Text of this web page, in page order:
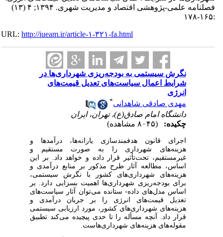
فصلنامه علمی-پژوهشی اقتصاد و مدیریت شهری. ۱۳۹۴; ۴ (۱۳)
URL:http://iueam.ir/article-۱-۳۲۱-fa.html
نگرش سیستمی به بودجه‌ریزی شهرداری‌‌ها در
شرایط اعمال سیاست‌‌های تعدیل قیمت‌‌های
انرژی
مهدی صادقی شاهدانی
دانشگاه امام صادق(ع)، تهران، ایران
چکیده:
اجرای قانون هدفمندسازی یارانه‌‌ها، درآمد‌ها و
هزینه‌‌های شهرداری را به صورت مستقیم و
غیرمستقیم، تحت‌تأثیر قرار داده و خواهد داد. بر این
اساس، مطالعه آثار طرح مذکور بر منابع درآمدی و
هزینه‌‌های شهرداری‌‌های کشور با نگرش سیستمی،
برای بودجه‌ریزی شهرداری‌‌ها اهمیت بسزایی دارد. بر
اساس مدل‌‌های داده- ستانده می‌توان آثار سیاست‌‌های
تعدیل قیمت‌‌های انرژی را بر جریان درآمدی و
هزینه‌های شهرداری‌‌های کشور، مورد ارزیابی سیستمی
قرار داد. آنچه مسأله را تا حدی پیچیده می‌کند تطبیق
مقوله‌‌های هزینه‌های شهرداری‌‌هاست.